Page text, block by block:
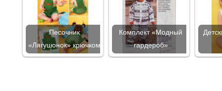
Песочник
«Лягушонок» крючком
Комплект «Модный
гардероб»